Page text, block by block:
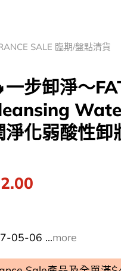
SALE 臨期/盤點清貨
一步卸淨～
化弱酸性卸
Current
$92.00.
05-06 ...more